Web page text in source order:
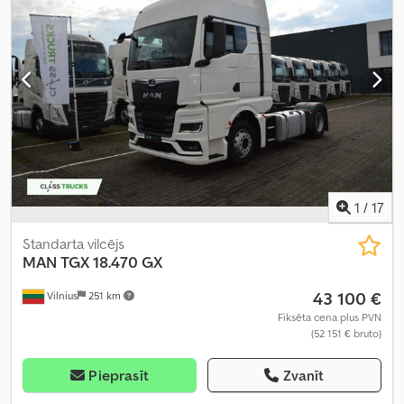
pastiprinātājs,
1 / 17
Vilnius 251 km
Standarta vilcējs
MAN TGX 18.470 GX
43 100 €
Fiksēta cena plus PVN
(52 151 € bruto)
Pieprasīt Zvanīt